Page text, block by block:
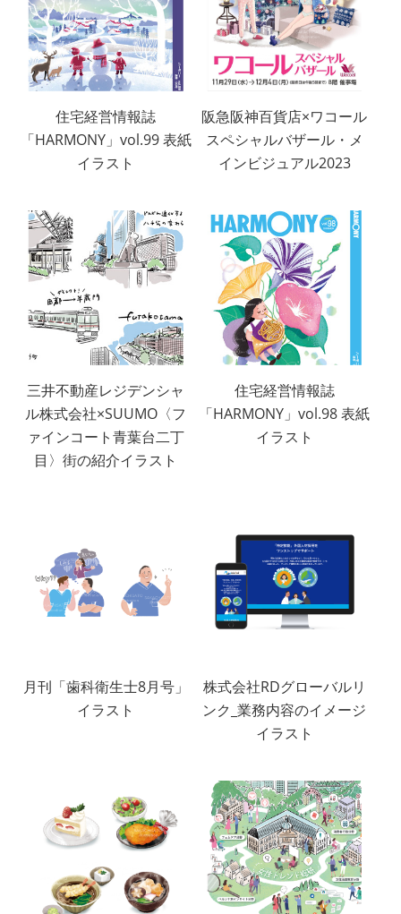
住宅経営情報誌
「HARMONY」vol.99 表紙
イラスト
阪急阪神百貨店×ワコール
スペシャルバザール・メ
インビジュアル2023
三井不動産レジデンシャ
ル株式会社×SUUMO〈フ
ァインコート青葉台二丁
目〉街の紹介イラスト
住宅経営情報誌
「HARMONY」vol.98 表紙
イラスト
月刊「歯科衛生士8月号」
イラスト
株式会社RDグローバルリ
ンク_業務内容のイメージ
イラスト